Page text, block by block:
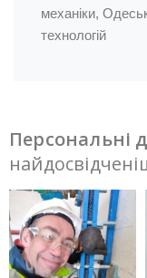
механіки,
технологій
Персональні